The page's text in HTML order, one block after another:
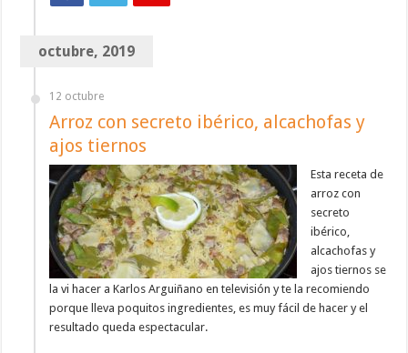
octubre, 2019
12 octubre
Arroz con secreto ibérico, alcachofas y
ajos tiernos
Esta receta de
arroz con
secreto
ibérico,
alcachofas y
ajos tiernos se
la vi hacer a Karlos Arguiñano en televisión y te la recomiendo
porque lleva poquitos ingredientes, es muy fácil de hacer y el
resultado queda espectacular.